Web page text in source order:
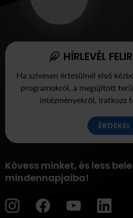
Kövess minket, és less
mindennapjaiba!
HÍRLEVÉL
Ha szívesen értesülnél első
programokról, a megújított
intézményekről, iratkozz
ÉRDEKEL